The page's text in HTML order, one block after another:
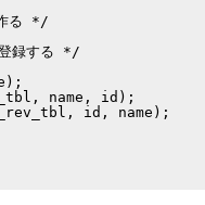
る */
録する */
name, id);
id, name);